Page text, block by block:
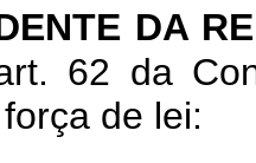
DA
62 da
de lei: